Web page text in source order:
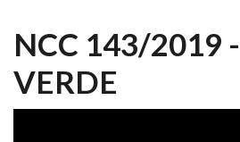
NCC 143/2019
VERDE